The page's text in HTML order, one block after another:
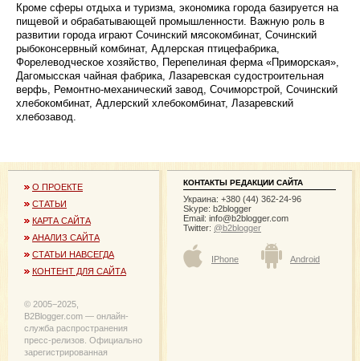
Кроме сферы отдыха и туризма, экономика города базируется на
пищевой и обрабатывающей промышленности. Важную роль в
развитии города играют Сочинский мясокомбинат, Сочинский
рыбоконсервный комбинат, Адлерская птицефабрика,
Форелеводческое хозяйство, Перепелиная ферма «Приморская»,
Дагомысская чайная фабрика, Лазаревская судостроительная
верфь, Ремонтно-механический завод, Сочиморстрой, Сочинский
хлебокомбинат, Адлерский хлебокомбинат, Лазаревский
хлебозавод.
О ПРОЕКТЕ
СТАТЬИ
КАРТА САЙТА
АНАЛИЗ САЙТА
СТАТЬИ НАВСЕГДА
КОНТЕНТ ДЛЯ САЙТА
© 2005−2025,
B2Blogger.com — онлайн-
служба распространения
пресс-релизов. Официально
зарегистрированная
КОНТАКТЫ РЕДАКЦИИ САЙТА
Украина: +380 (44) 362-24-96
Skype: b2blogger
Email: info@b2blogger.com
Twitter: @b2blogger
IPhone Android